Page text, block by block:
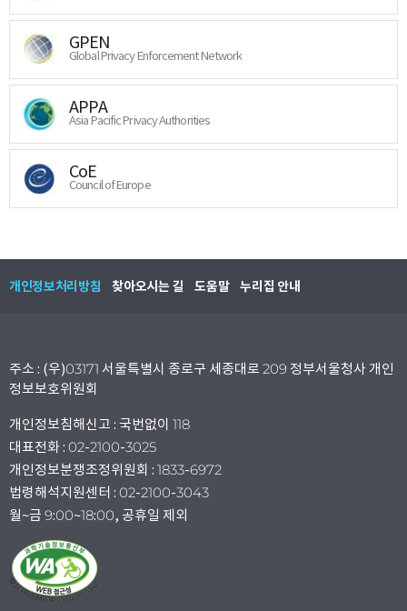
GPEN
Global Privacy Enforcement Network
APPA
Asia Pacific Privacy Authorities
CoE
Council of Europe
개인정보처리방침 찾아오시는 길 도움말 누리집 안내
주소 : (우)03171 서울특별시 종로구 세종대로 209 정부서울청사 개인
정보보호위원회
개인정보침해신고 : 국번없이 118
대표전화 : 02-2100-3025
개인정보분쟁조정위원회 : 1833-6972
법령해석지원센터 : 02-2100-3043
월~금 9:00~18:00, 공휴일 제외